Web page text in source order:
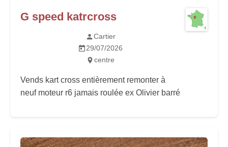
G speed katrcross
Cartier
29/07/2026
centre
Vends kart cross entièrement remonter à
neuf moteur r6 jamais roulée ex Olivier barré